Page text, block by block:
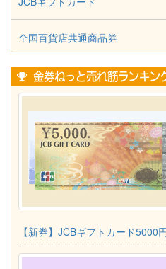
全国百貨店共通商品券
金券ねっと売れ筋ランキン
【新券】JCBギフトカード5000